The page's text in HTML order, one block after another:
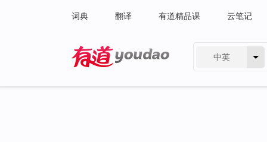
词典 翻译 有道精品课 云笔记
中英